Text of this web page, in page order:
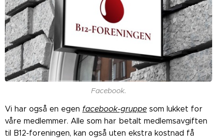
Facebook.
Vi har også en egen facebook-gruppe som lukket for
våre medlemmer. Alle som har betalt medlemsavgiften
til B12-foreningen, kan også uten ekstra kostnad få